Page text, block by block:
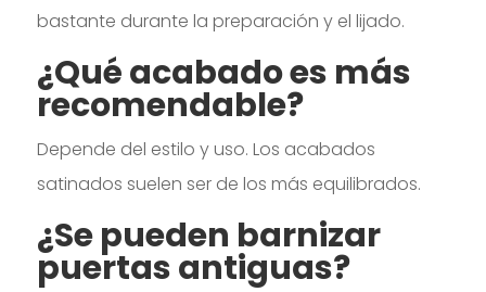
bastante durante la preparación y el lijado.
¿Qué acabado es más
recomendable?
Depende del estilo y uso. Los acabados
satinados suelen ser de los más equilibrados.
¿Se pueden barnizar
puertas antiguas?